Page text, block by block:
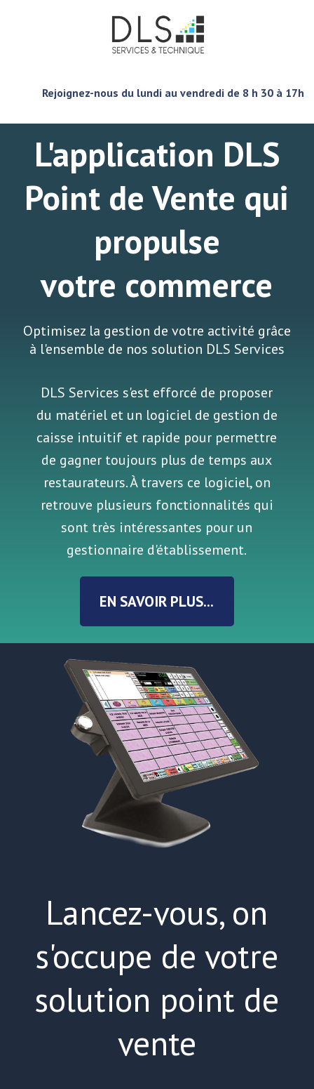
Rejoignez-nous du lundi au vendredi de 8 h 30 à 17h
L'application DLS
Point de Vente qui
propulse
votre commerce
Optimisez la gestion de votre activité grâce
à l'ensemble de nos solution DLS Services
DLS Services s'est efforcé de proposer
du matériel et un logiciel de gestion de
caisse intuitif et rapide pour permettre
de gagner toujours plus de temps aux
restaurateurs. À travers ce logiciel, on
retrouve plusieurs fonctionnalités qui
sont très intéressantes pour un
gestionnaire d'établissement.
EN SAVOIR PLUS...
Lancez-vous, on
s'occupe de votre
solution point de
vente